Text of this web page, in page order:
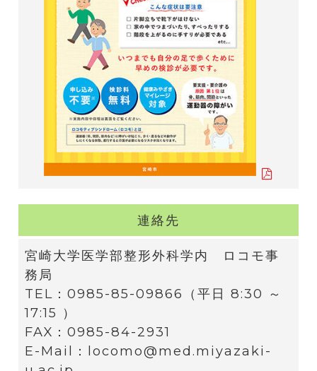
連絡先
宮崎大学医学部整形外科学内 ロコモ事
務局
TEL：0985-85-09866（平日 8:30 ～
17:15 ）
FAX：0985-84-2931
E-Mail：locomo@med.miyazaki-